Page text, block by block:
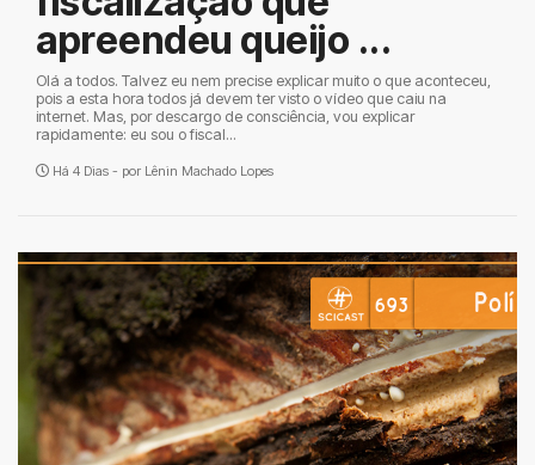
apreendeu queijo ...
Olá a todos. Talvez eu nem precise explicar muito o que aconteceu,
pois a esta hora todos já devem ter visto o vídeo que caiu na
internet. Mas, por descargo de consciência, vou explicar
rapidamente: eu sou o fiscal...
Há 4 Dias - por Lênin Machado Lopes